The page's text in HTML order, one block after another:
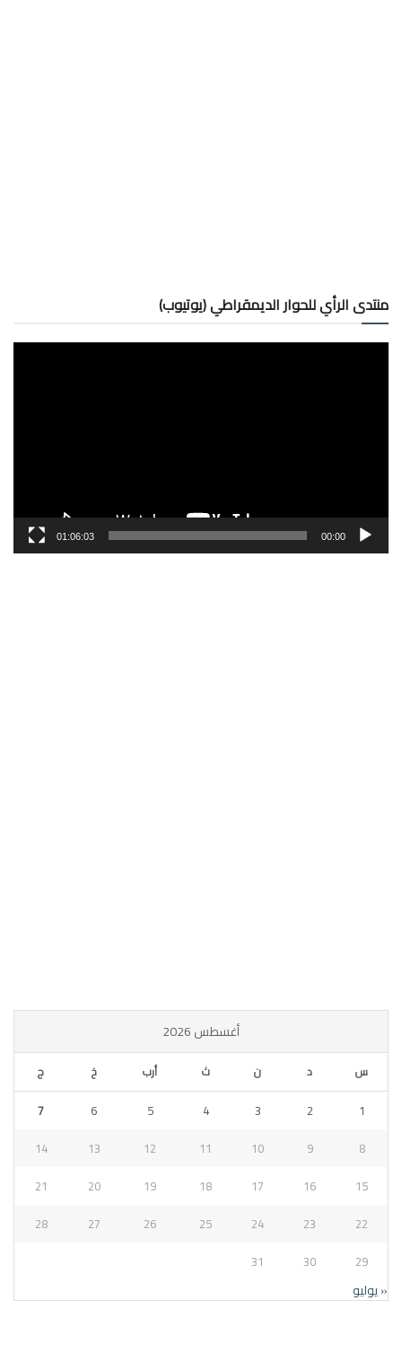
منتدى الرأي للحوار الديمقراطي (يوتيوب)
00:00
01:06:03
أغسطس 2026
س د ن ث أرب خ ج
1
2
3
4
5
6
7
8
9
10
11
12
13
14
15
16
17
18
19
20
21
22
23
24
25
26
27
28
29
30
31
« يوليو